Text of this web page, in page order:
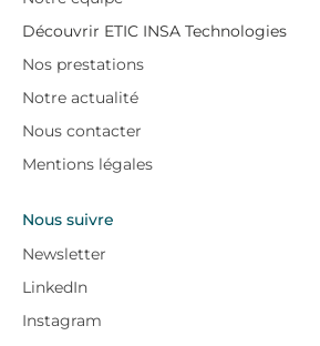
Découvrir ETIC INSA Technologies
Nos prestations
Notre actualité
Nous contacter
Mentions légales
Nous suivre
Newsletter
LinkedIn
Instagram